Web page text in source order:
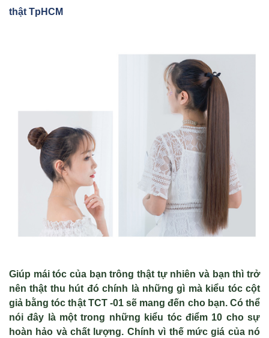
thật TpHCM
Giúp mái tóc của bạn trông thật tự nhiên và bạn thì trở
nên thật thu hút đó chính là những gì mà kiểu tóc cột
giả bằng tóc thật TCT -01 sẽ mang đến cho bạn. Có thể
nói đây là một trong những kiểu tóc điểm 10 cho sự
hoàn hảo và chất lượng. Chính vì thế mức giá của nó